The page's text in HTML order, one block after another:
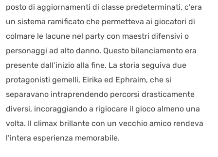
posto di aggiornamenti di classe predeterminati, c’era
un sistema ramificato che permetteva ai giocatori di
colmare le lacune nel party con maestri difensivi o
personaggi ad alto danno. Questo bilanciamento era
presente dall’inizio alla fine. La storia seguiva due
protagonisti gemelli, Eirika ed Ephraim, che si
separavano intraprendendo percorsi drasticamente
diversi, incoraggiando a rigiocare il gioco almeno una
volta. Il climax brillante con un vecchio amico rendeva
l’intera esperienza memorabile.